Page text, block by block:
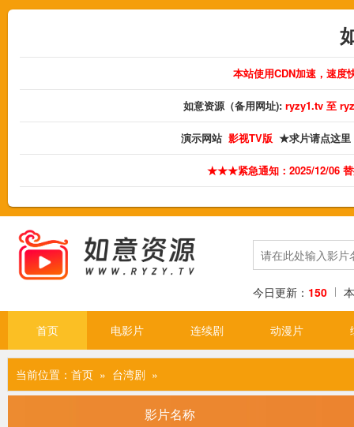
本站使用CDN加速，速度
如意资源（备用网址):ryzy1.tv 至
演示网站 影视TV版 ★求片请点这
★★★紧急通知：2025/12/06 替
今日更新： 150
首页 电影片 连续剧 动漫片
当前位置： 首页 » 台湾剧 »
影片名称